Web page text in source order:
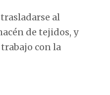
al
de tejidos, y
con la